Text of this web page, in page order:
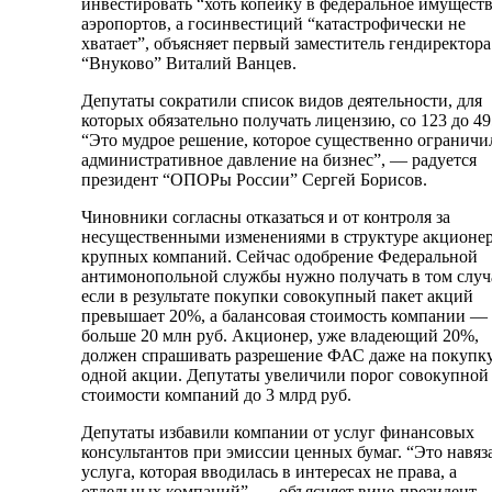
инвестировать “хоть копейку в федеральное
аэропортов, а госинвестиций “катастрофически не
хватает”, объясняет первый заместитель гендиректора
“Внуково” Виталий Ванцев.
Депутаты сократили список видов деятельности, для
которых обязательно получать лицензию, со 123 до
“Это мудрое решение, которое существенно
административное давление на бизнес”, — радуется
президент “ОПОРы России” Сергей Борисов.
Чиновники согласны отказаться и от контроля за
несущественными изменениями в структуре
крупных компаний. Сейчас одобрение Федеральной
антимонопольной службы нужно получать в том
если в результате покупки совокупный пакет акций
превышает 20%, а балансовая стоимость компании —
больше 20 млн руб. Акционер, уже владеющий 20%,
должен спрашивать разрешение ФАС даже на
одной акции. Депутаты увеличили порог совокупной
стоимости компаний до 3 млрд руб.
Депутаты избавили компании от услуг финансовых
консультантов при эмиссии ценных бумаг. “Это
услуга, которая вводилась в интересах не права, а